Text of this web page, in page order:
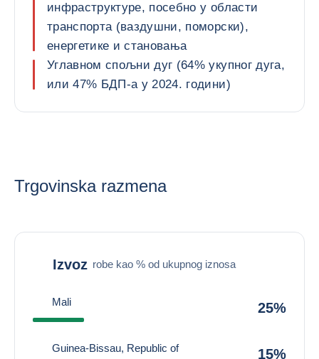
инфраструктуре, посебно у области
транспорта (ваздушни, поморски),
енергетике и становања
Углавном спољни дуг (64% укупног дуга,
или 47% БДП-а у 2024. години)
Trgovinska razmena
Izvoz robe kao % od ukupnog iznosa
Mali 25%
Guinea-Bissau, Republic of 15%